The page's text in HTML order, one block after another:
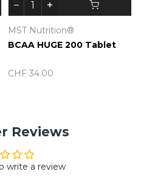
MST Nutrition®
BCAA HUGE 200 Tablet
CHF 34.00
Reviews
write a review